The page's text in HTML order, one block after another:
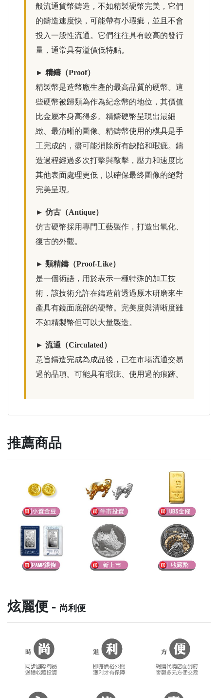
般流通貨幣鑄造，不如精製硬幣完美，它們
的鑄造速度快，可能帶有小瑕疵，並且不會
投入一般性流通。它們往往具有較高的發行
量，通常具有溢價低特點。
► 精鑄（Proof）
精製幣是造幣廠生產的最高品質的硬幣。這
些硬幣被歸類為作為紀念幣的地位，其價值
比金屬本身高得多。精鑄硬幣呈現出最細
緻、最清晰的圖像。精鑄幣使用的模具是手
工完成的，盡可能消除所有缺陷和瑕疵。鑄
造過程經過多次打擊與敲擊，壓力和速度比
其他表面處理更低，以確保最終圖像的絕對
完美呈現。
► 仿古（Antique）
仿古硬幣採用專門工藝製作，打造出氧化、
復古的外觀。
► 類精鑄（Proof-Like）
是一個術語，用於表示一種特殊的加工技
術，該技術允許在鑄造前透過原木研磨來生
產具有鏡面底部的硬幣。完美度與清晰度雖
不如精製幣但可以大量製造。
► 流通（Circulated）
意旨鑄造完成為成品後，已在市場流通交易
過的品項。可能具有瑕疵、使用過的痕跡。
推薦商品
炫麗便 - 尚利便